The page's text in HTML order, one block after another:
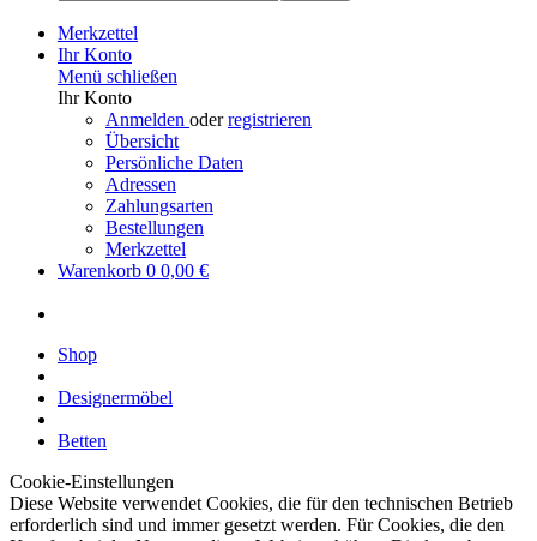
Merkzettel
Ihr Konto
Menü schließen
Ihr Konto
Anmelden oderregistrieren
Übersicht
Persönliche Daten
Adressen
Zahlungsarten
Bestellungen
Merkzettel
Warenkorb 0 0,00 €
Shop
Designermöbel
Betten
Cookie-Einstellungen
Diese Website verwendet Cookies, die für den technischen Betrieb
erforderlich sind und immer gesetzt werden. Für Cookies, die den